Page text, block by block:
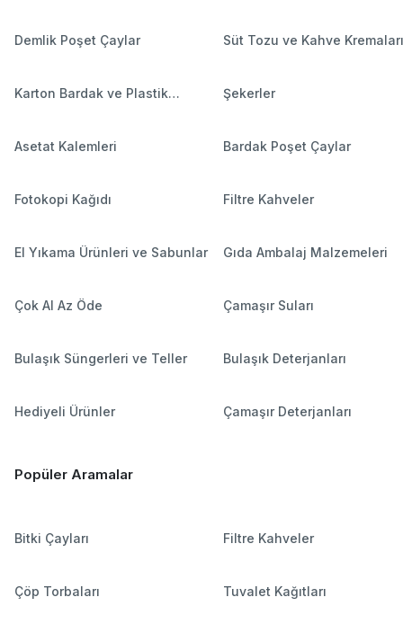
Demlik Poşet Çaylar Süt Tozu ve Kahve Kremaları
Karton Bardak ve Plastik
Şekerler
Asetat Kalemleri Bardak Poşet Çaylar
Fotokopi Kağıdı Filtre Kahveler
El Yıkama Ürünleri ve Sabunlar Gıda Ambalaj Malzemeleri
Çok Al Az Öde Çamaşır Suları
Bulaşık Süngerleri ve Teller Bulaşık Deterjanları
Hediyeli Ürünler Çamaşır Deterjanları
Popüler Aramalar
Bitki Çayları Filtre Kahveler
Çöp Torbaları Tuvalet Kağıtları